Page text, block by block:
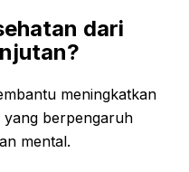
dari
meningkatkan
yang berpengaruh
mental.